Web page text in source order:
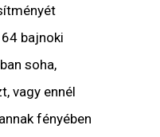
bajnoki
soha,
vagy ennél
fényében